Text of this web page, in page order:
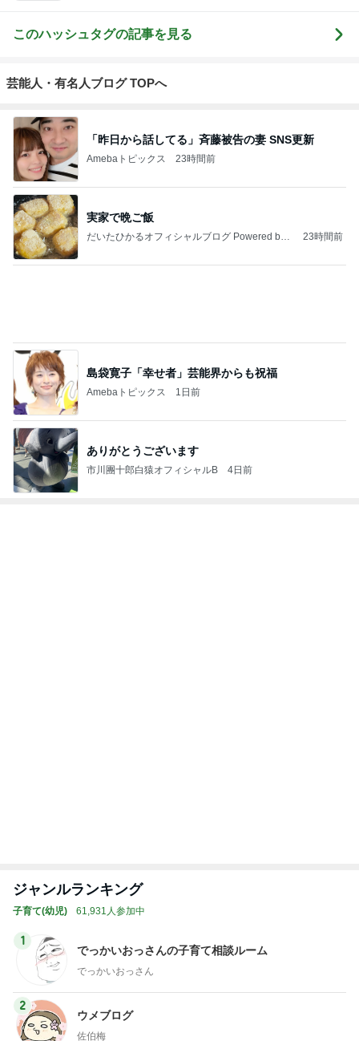
このハッシュタグの記事を見る
芸能人・有名人ブログ TOPへ
「昨日から話してる」斉藤被告の妻 SNS更新
Amebaトピックス 23時間前
実家で晩ご飯
だいたひかるオフィシャルブログ Powered by
Ameba
23時間前
島袋寛子「幸せ者」芸能界からも祝福
Amebaトピックス 1日前
ありがとうございます
市川團十郎白猿オフィシャルB 4日前
ジャンルランキング
子育て(幼児) 61,931人参加中
1
でっかいおっさんの子育て相談ルーム
でっかいおっさん
2
ウメブログ
佐伯梅